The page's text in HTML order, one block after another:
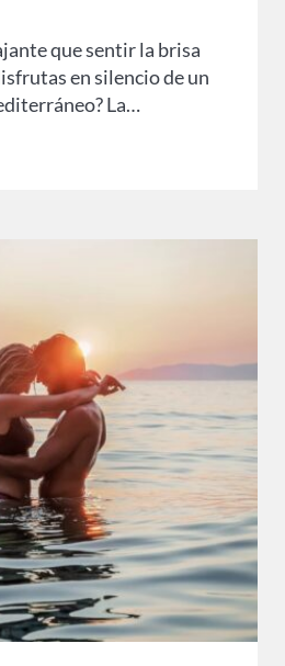
que sentir la brisa
en silencio de un
La…